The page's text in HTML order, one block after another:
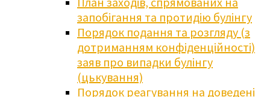
запобігання та протидію булінгу
Порядок подання та розгляду (з
дотриманням конфіденційності)
заяв про випадки булінгу
(цькування)
Порядок реагування на доведені